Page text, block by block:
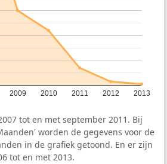
2009 2010 2011 2012 2013
tot en met september 2011. Bij
worden de gegevens voor de
in de grafiek getoond. En er zijn
tot en met 2013.